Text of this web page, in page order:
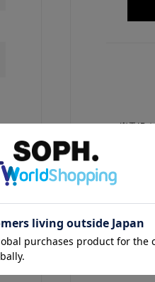
楽天ID
楽天ID
でない